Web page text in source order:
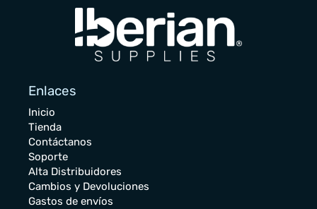
Enlaces
Inicio
Tienda
Contáctanos
Soporte
Alta Distribuidores
Cambios y Devoluciones
Gastos de envíos